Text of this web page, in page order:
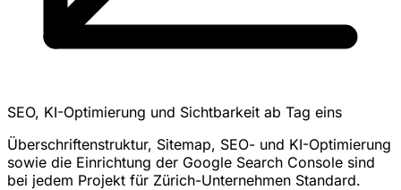
SEO, KI-Optimierung und Sichtbarkeit ab Tag eins
Überschriftenstruktur, Sitemap, SEO- und KI-Optimierung
sowie die Einrichtung der Google Search Console sind
bei jedem Projekt für Zürich-Unternehmen Standard.